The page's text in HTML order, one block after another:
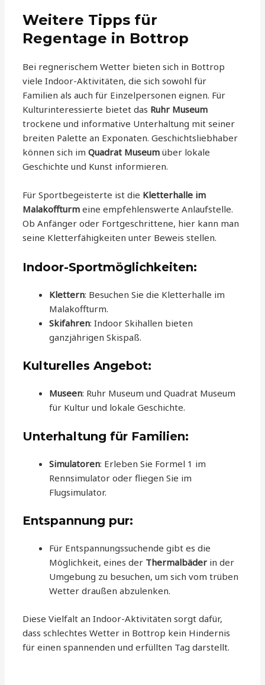
Weitere Tipps für
Regentage in Bottrop
Bei regnerischem Wetter bieten sich in Bottrop
viele Indoor-Aktivitäten, die sich sowohl für
Familien als auch für Einzelpersonen eignen. Für
Kulturinteressierte bietet das Ruhr Museum
trockene und informative Unterhaltung mit seiner
breiten Palette an Exponaten. Geschichtsliebhaber
können sich imQuadrat Museum über lokale
Geschichte und Kunst informieren.
Für Sportbegeisterte ist die Kletterhalle im
Malakoffturm eine empfehlenswerte Anlaufstelle.
Ob Anfänger oder Fortgeschrittene, hier kann man
seine Kletterfähigkeiten unter Beweis stellen.
Indoor-Sportmöglichkeiten:
Klettern: Besuchen Sie die Kletterhalle im
Malakoffturm.
Skifahren: Indoor Skihallen bieten
ganzjährigen Skispaß.
Kulturelles Angebot:
Museen: Ruhr Museum und Quadrat Museum
für Kultur und lokale Geschichte.
Unterhaltung für Familien:
Simulatoren: Erleben Sie Formel 1 im
Rennsimulator oder fliegen Sie im
Flugsimulator.
Entspannung pur:
Für Entspannungssuchende gibt es die
Möglichkeit, eines der Thermalbäder in der
Umgebung zu besuchen, um sich vom trüben
Wetter draußen abzulenken.
Diese Vielfalt an Indoor-Aktivitäten sorgt dafür,
dass schlechtes Wetter in Bottrop kein Hindernis
für einen spannenden und erfüllten Tag darstellt.